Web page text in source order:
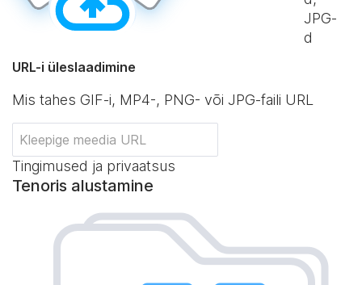
JPG-
d
URL-i üleslaadimine
Mis tahes GIF-i, MP4-, PNG- või JPG-faili URL
Tingimused ja privaatsus
Tenoris alustamine